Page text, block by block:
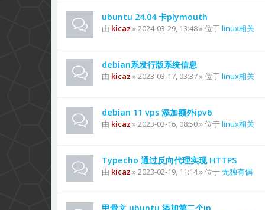
ubuntu 24.04 卡plymouth
由 kicaz » 2024-03-29, 13:48 » 位于linux相关
debian系发行版系统信息
由 kicaz » 2023-03-17, 03:37 » 位于linux相关
debian 11 vps 添加额外ipv6
由 kicaz » 2023-03-16, 08:50 » 位于linux相关
Typecho 通过反向代理实现 HTTPS
由 kicaz » 2023-02-19, 11:14 » 位于无独有偶